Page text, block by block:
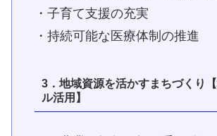
・子育て支援の充実
・持続可能な医療体制の推進
3． 地域資源を活かすまちづくり
ル活用】